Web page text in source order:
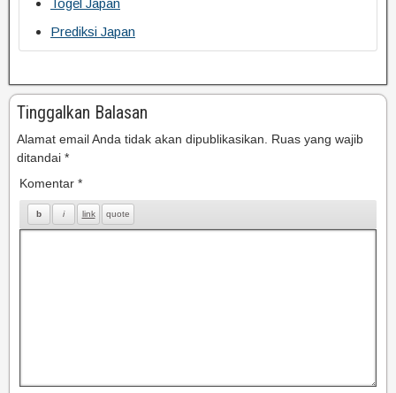
Togel Japan
Prediksi Japan
Tinggalkan Balasan
Alamat email Anda tidak akan dipublikasikan.
Ruas yang wajib
ditandai *
Komentar *